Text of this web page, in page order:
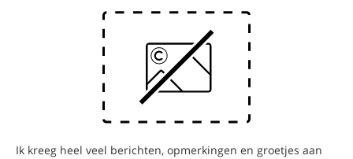
Ik kreeg heel veel berichten, opmerkingen en groetjes aan